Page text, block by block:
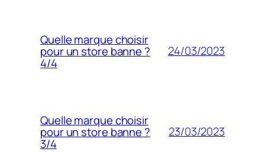
Quelle marque choisir
pour un store banne ?
4/4
24/03/2023
Quelle marque choisir
pour un store banne ?
3/4
23/03/2023